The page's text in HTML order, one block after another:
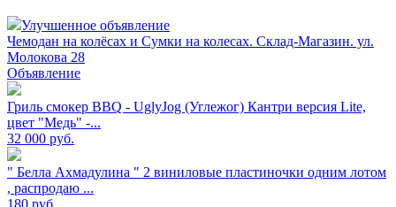
Улучшенное объявление
Чемодан на колёсах и Сумки на колесах. Склад-Магазин. ул.
Молокова 28
Объявление
Гриль смокер BBQ - UglyJog (Углежог) Кантри версия Lite,
цвет "Медь" -...
32 000 руб.
" Белла Ахмадулина " 2 виниловые пластиночки одним лотом
, распродаю ...
180 руб.